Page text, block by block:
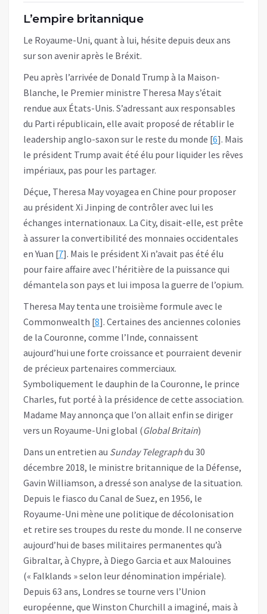
L’empire britannique
Le Royaume-Uni, quant à lui, hésite depuis deux ans
sur son avenir après le Bréxit.
Peu après l’arrivée de Donald Trump à la Maison-
Blanche, le Premier ministre Theresa May s’était
rendue aux États-Unis. S’adressant aux responsables
du Parti républicain, elle avait proposé de rétablir le
leadership anglo-saxon sur le reste du monde [6]. Mais
le président Trump avait été élu pour liquider les rêves
impériaux, pas pour les partager.
Déçue, Theresa May voyagea en Chine pour proposer
au président Xi Jinping de contrôler avec lui les
échanges internationaux. La City, disait-elle, est prête
à assurer la convertibilité des monnaies occidentales
en Yuan [7]. Mais le président Xi n’avait pas été élu
pour faire affaire avec l’héritière de la puissance qui
démantela son pays et lui imposa la guerre de l’opium.
Theresa May tenta une troisième formule avec le
Commonwealth [8]. Certaines des anciennes colonies
de la Couronne, comme l’Inde, connaissent
aujourd’hui une forte croissance et pourraient devenir
de précieux partenaires commerciaux.
Symboliquement le dauphin de la Couronne, le prince
Charles, fut porté à la présidence de cette association.
Madame May annonça que l’on allait enfin se diriger
vers un Royaume-Uni global (Global Britain)
Dans un entretien au Sunday Telegraphdu 30
décembre 2018, le ministre britannique de la Défense,
Gavin Williamson, a dressé son analyse de la situation.
Depuis le fiasco du Canal de Suez, en 1956, le
Royaume-Uni mène une politique de décolonisation
et retire ses troupes du reste du monde. Il ne conserve
aujourd’hui de bases militaires permanentes qu’à
Gibraltar, à Chypre, à Diego Garcia et aux Malouines
(« Falklands » selon leur dénomination impériale).
Depuis 63 ans, Londres se tourne vers l’Union
européenne, que Winston Churchill a imaginé, mais à